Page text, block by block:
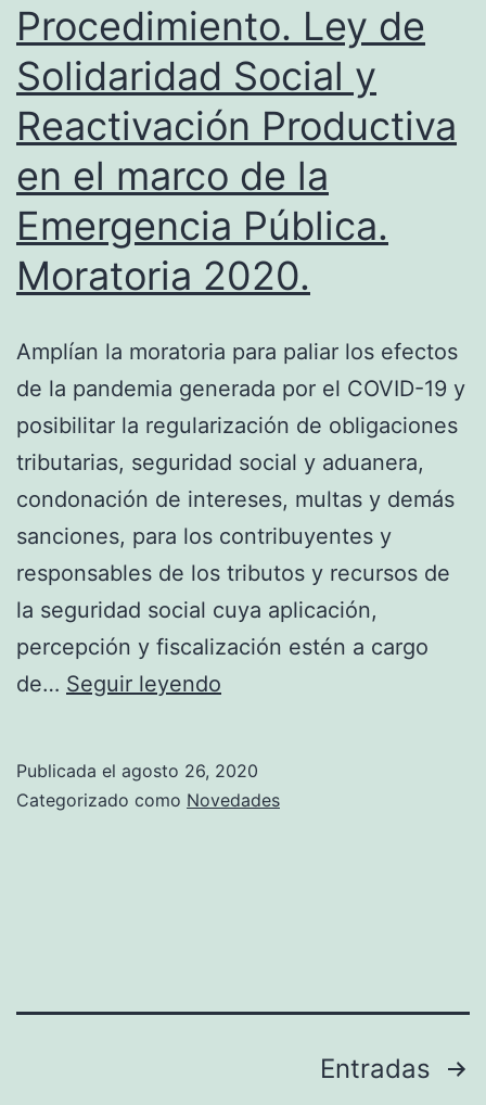
Procedimiento. Ley de
Solidaridad Social y
Reactivación Productiva
en el marco de la
Emergencia Pública.
Moratoria 2020.
Amplían la moratoria para paliar los efectos
de la pandemia generada por el COVID-19 y
posibilitar la regularización de obligaciones
tributarias, seguridad social y aduanera,
condonación de intereses, multas y demás
sanciones, para los contribuyentes y
responsables de los tributos y recursos de
la seguridad social cuya aplicación,
percepción y fiscalización estén a cargo
de… Seguir leyendo
Solidaridad
el
Publicada el agosto 26, 2020
Categorizado como Novedades
Entradas